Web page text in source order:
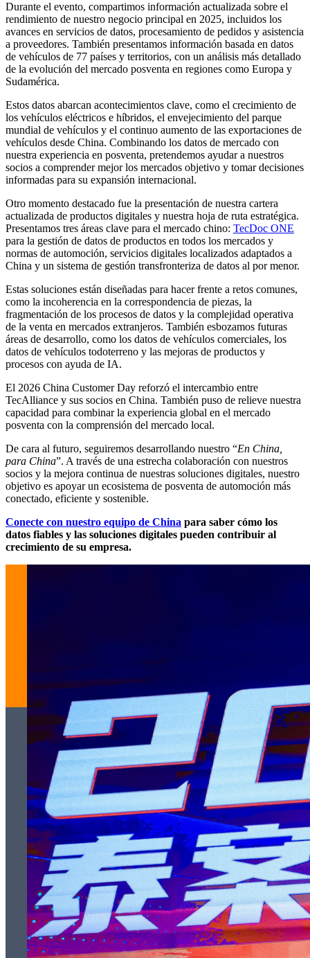
Durante el evento, compartimos información actualizada sobre el
rendimiento de nuestro negocio principal en 2025, incluidos los
avances en servicios de datos, procesamiento de pedidos y asistencia
a proveedores. También presentamos información basada en datos
de vehículos de 77 países y territorios, con un análisis más detallado
de la evolución del mercado posventa en regiones como Europa y
Sudamérica.
Estos datos abarcan acontecimientos clave, como el crecimiento de
los vehículos eléctricos e híbridos, el envejecimiento del parque
mundial de vehículos y el continuo aumento de las exportaciones de
vehículos desde China. Combinando los datos de mercado con
nuestra experiencia en posventa, pretendemos ayudar a nuestros
socios a comprender mejor los mercados objetivo y tomar decisiones
informadas para su expansión internacional.
Otro momento destacado fue la presentación de nuestra cartera
actualizada de productos digitales y nuestra hoja de ruta estratégica.
Presentamos tres áreas clave para el mercado chino: TecDoc ONE
para la gestión de datos de productos en todos los mercados y
normas de automoción, servicios digitales localizados adaptados a
China y un sistema de gestión transfronteriza de datos al por menor.
Estas soluciones están diseñadas para hacer frente a retos comunes,
como la incoherencia en la correspondencia de piezas, la
fragmentación de los procesos de datos y la complejidad operativa
de la venta en mercados extranjeros. También esbozamos futuras
áreas de desarrollo, como los datos de vehículos comerciales, los
datos de vehículos todoterreno y las mejoras de productos y
procesos con ayuda de IA.
El 2026 China Customer Day reforzó el intercambio entre
TecAlliance y sus socios en China. También puso de relieve nuestra
capacidad para combinar la experiencia global en el mercado
posventa con la comprensión del mercado local.
De cara al futuro, seguiremos desarrollando nuestro “En China,
para China”. A través de una estrecha colaboración con nuestros
socios y la mejora continua de nuestras soluciones digitales, nuestro
objetivo es apoyar un ecosistema de posventa de automoción más
conectado, eficiente y sostenible.
Conecte con nuestro equipo de China para saber cómo los
datos fiables y las soluciones digitales pueden contribuir al
crecimiento de su empresa.